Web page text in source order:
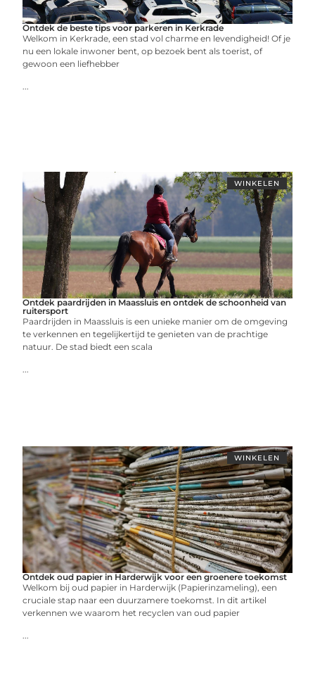
Ontdek de beste tips voor parkeren in Kerkrade
Welkom in Kerkrade, een stad vol charme en levendigheid! Of je
nu een lokale inwoner bent, op bezoek bent als toerist, of
gewoon een liefhebber
...
WINKELEN
Ontdek paardrijden in Maassluis en ontdek de schoonheid van
ruitersport
Paardrijden in Maassluis is een unieke manier om de omgeving
te verkennen en tegelijkertijd te genieten van de prachtige
natuur. De stad biedt een scala
...
WINKELEN
Ontdek oud papier in Harderwijk voor een groenere toekomst
Welkom bij oud papier in Harderwijk (Papierinzameling), een
cruciale stap naar een duurzamere toekomst. In dit artikel
verkennen we waarom het recyclen van oud papier
...